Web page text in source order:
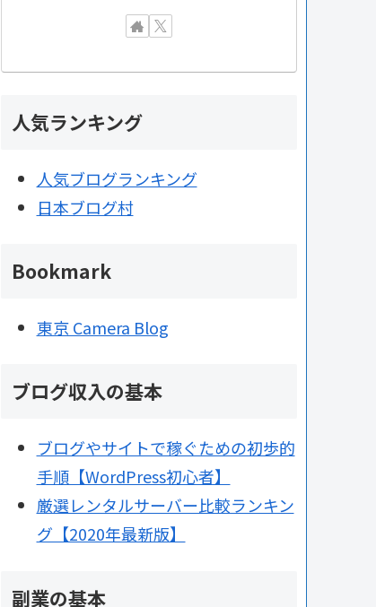
人気ランキング
人気ブログランキング
日本ブログ村
Bookmark
東京 Camera Blog
ブログ収入の基本
ブログやサイトで稼ぐための初歩的
手順【WordPress初心者】
厳選レンタルサーバー比較ランキン
グ【2020年最新版】
副業の基本